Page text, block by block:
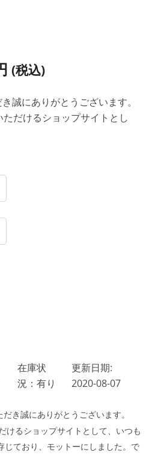
(税込)
誠にありがとうございます。
だけるショップサイトとし
在庫状
況：有り
更新日期:
2020-08-07
き誠にありがとうございます。
けるショップサイトとして、いつも
じており、モットーにしました。で